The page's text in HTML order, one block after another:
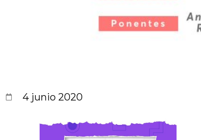
4 junio 2020